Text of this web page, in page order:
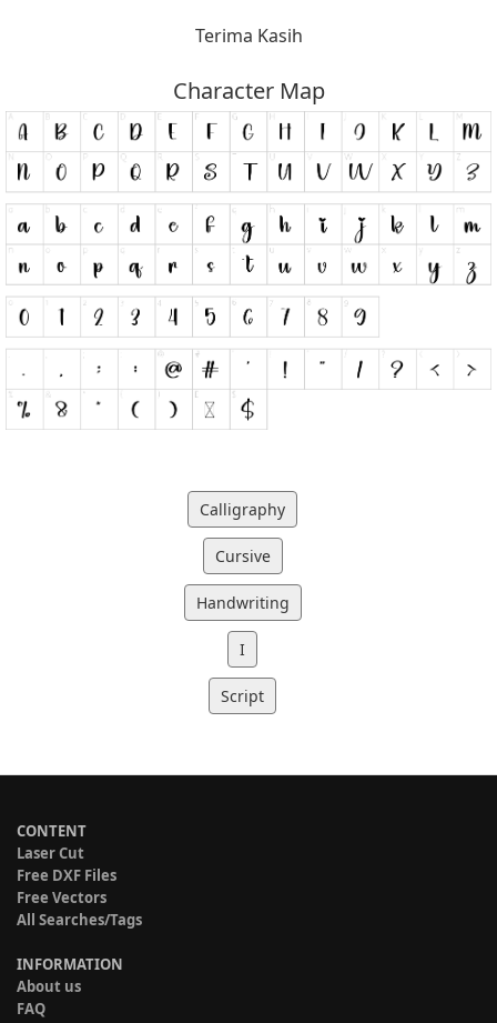
Terima Kasih
Character Map
Calligraphy
Cursive
Handwriting
I
Script
CONTENT
Laser Cut
Free DXF Files
Free Vectors
All Searches/Tags
INFORMATION
About us
FAQ